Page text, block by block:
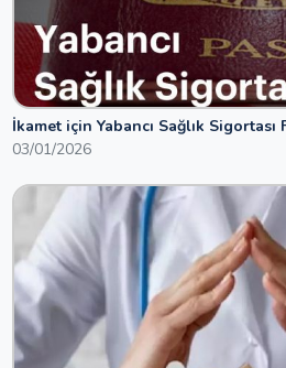
İkamet için Yabancı Sağlık Sigortası
03/01/2026